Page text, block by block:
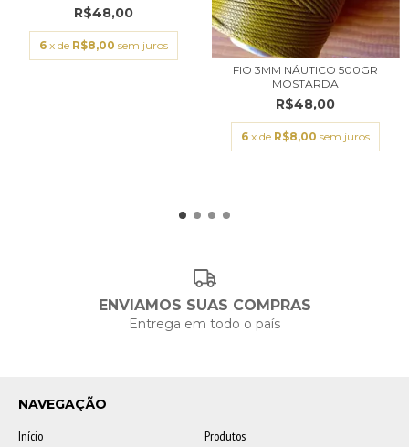
R$48,00
6 x de R$8,00 sem juros
FIO 3MM NÁUTICO 500GR
MOSTARDA
R$48,00
6 x de R$8,00 sem juros
ENVIAMOS SUAS COMPRAS
Entrega em todo o país
NAVEGAÇÃO
Início
Produtos